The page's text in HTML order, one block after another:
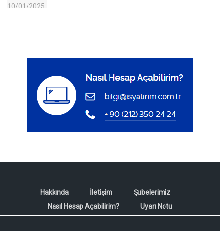
Hakkında İletişim
Şubelerimiz
Nasıl Hesap Açabilirim?
Uyarı Notu